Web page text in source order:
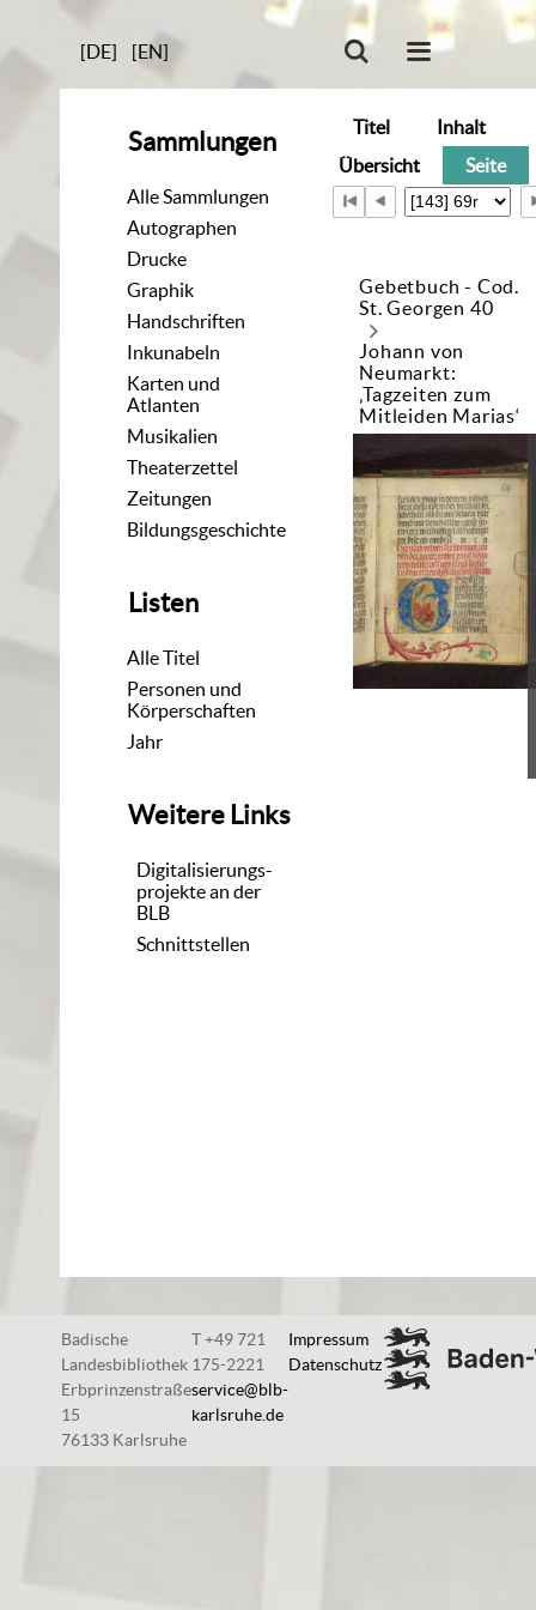
[DE] [EN]
Sammlungen
Alle Sammlungen
Autographen
Drucke
Graphik
Handschriften
Inkunabeln
Karten und
Atlanten
Musikalien
Theaterzettel
Zeitungen
Bildungsgeschichte
Listen
Alle Titel
Personen und
Körperschaften
Jahr
Weitere Links
Digitalisierungs-
projekte an der
BLB
Schnittstellen
Titel
Inhalt
Übersicht
Seite
Gebetbuch - Cod.
St. Georgen 40
Johann von
Neumarkt:
‚Tagzeiten zum
Mitleiden Marias‘
Badische
Landesbibliothek
Erbprinzenstraße
15
76133 Karlsruhe
T +49 721
175-2221
service@blb-
karlsruhe.de
Impressum
Datenschutz